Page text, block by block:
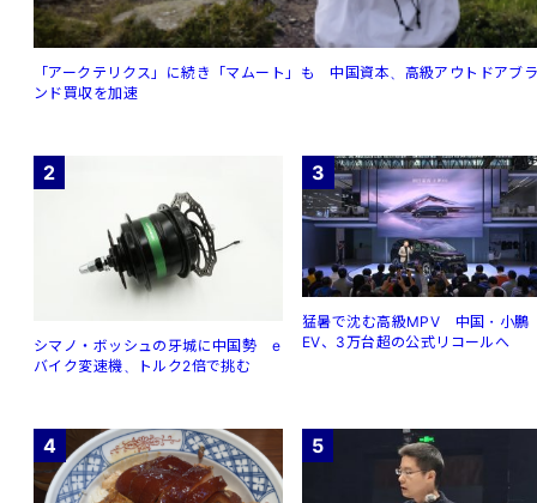
「アークテリクス」に続き「マムート」も 中国資本、高級アウトドアブ
ンド買収を加速
2
シマノ・ボッシュの牙城に中国勢 e
バイク変速機、トルク2倍で挑む
3
猛暑で沈む高級MPV 中国・小鵬
EV、3万台超の公式リコールへ
4 5